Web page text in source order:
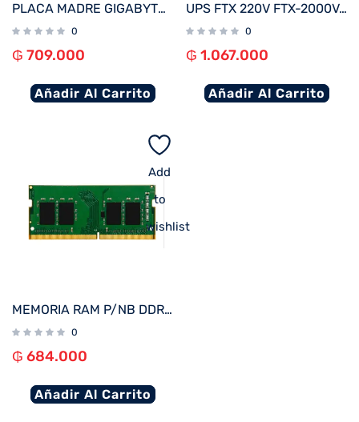
PLACA MADRE GIGABYTE AM4 B550M K S/R/HDMI/DP/2 M2/DDR4/USB3.2/MATX
0
₲ 709.000
Añadir Al Carrito
UPS FTX 220V FTX-2000VA / 1200W NEMA UNIVERSAL
0
₲ 1.067.000
Añadir Al Carrito
Add
to
wishlist
MEMORIA RAM P/NB DDR4 8GB 3200 KINGSTON KVR32S22S8/8
0
₲ 684.000
Añadir Al Carrito